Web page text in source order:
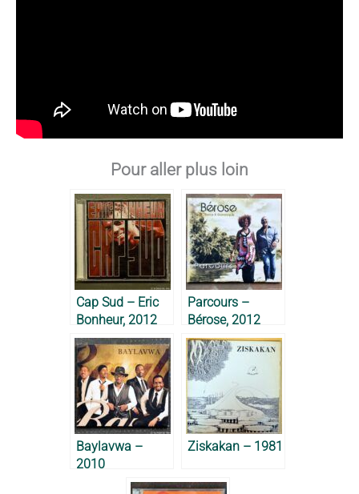
Pour aller plus loin
Cap Sud – Eric
Bonheur, 2012
Parcours –
Bérose, 2012
Baylavwa –
2010
Ziskakan – 1981